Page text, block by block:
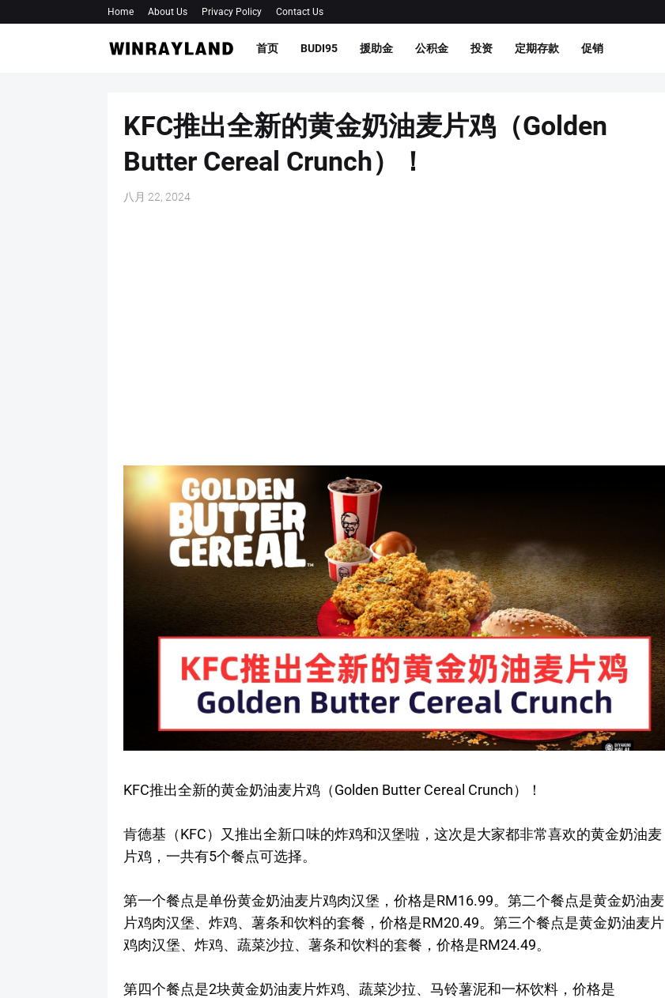
Home About Us Privacy Policy Contact Us
首页 BUDI95 援助金 公积金 投资 定期存款 促销
KFC推出全新的黄金奶油麦片鸡（Golden
Butter Cereal Crunch）！
八月 22, 2024
KFC推出全新的黄金奶油麦片鸡（Golden Butter Cereal Crunch）！
肯德基（KFC）又推出全新口味的炸鸡和汉堡啦，这次是大家都非常喜欢的黄金奶油麦
片鸡，一共有5个餐点可选择。
第一个餐点是单份黄金奶油麦片鸡肉汉堡，价格是RM16.99。第二个餐点是黄金奶油麦
片鸡肉汉堡、炸鸡、薯条和饮料的套餐，价格是RM20.49。第三个餐点是黄金奶油麦片
鸡肉汉堡、炸鸡、蔬菜沙拉、薯条和饮料的套餐，价格是RM24.49。
第四个餐点是2块黄金奶油麦片炸鸡、蔬菜沙拉、马铃薯泥和一杯饮料，价格是